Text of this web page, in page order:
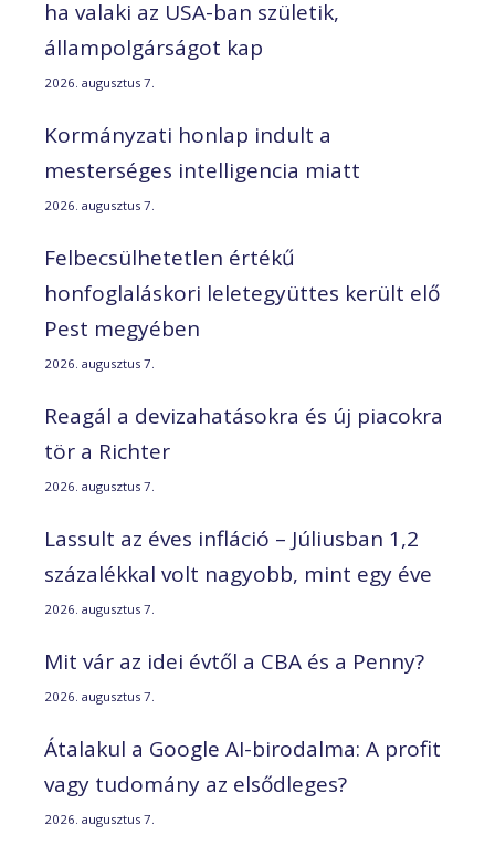
ha valaki az USA-ban születik,
állampolgárságot kap
2026. augusztus 7.
Kormányzati honlap indult a
mesterséges intelligencia miatt
2026. augusztus 7.
Felbecsülhetetlen értékű
honfoglaláskori leletegyüttes került elő
Pest megyében
2026. augusztus 7.
Reagál a devizahatásokra és új piacokra
tör a Richter
2026. augusztus 7.
Lassult az éves infláció – Júliusban 1,2
százalékkal volt nagyobb, mint egy éve
2026. augusztus 7.
Mit vár az idei évtől a CBA és a Penny?
2026. augusztus 7.
Átalakul a Google AI-birodalma: A profit
vagy tudomány az elsődleges?
2026. augusztus 7.